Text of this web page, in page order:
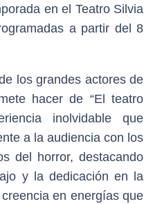
en el Teatro Silvia
a partir del 8
los grandes actores de
hacer de “El teatro
inolvidable que
a la audiencia con los
del horror, destacando
y la dedicación en la
en energías que